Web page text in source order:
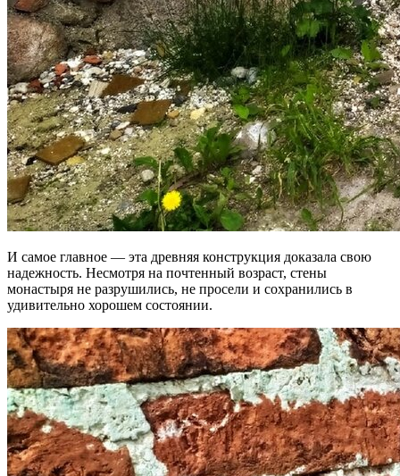
И самое главное — эта древняя конструкция доказала свою
надежность. Несмотря на почтенный возраст, стены
монастыря не разрушились, не просели и сохранились в
удивительно хорошем состоянии.